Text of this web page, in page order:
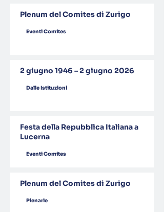
Plenum del Comites di Zurigo
Eventi Comites
2 giugno 1946 – 2 giugno 2026
Dalle Istituzioni
Festa della Repubblica Italiana a
Lucerna
Eventi Comites
Plenum del Comites di Zurigo
Plenarie